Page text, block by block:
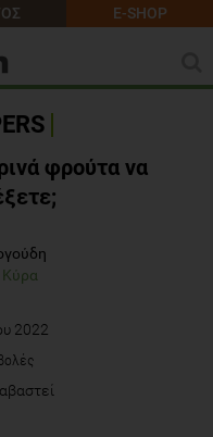
E-SHOP
φρούτα να
Κύρα
2022